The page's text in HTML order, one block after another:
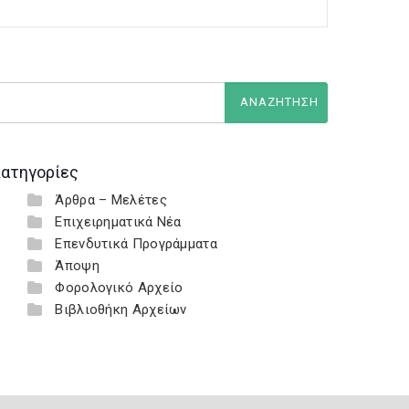
Άρθρα – Μελέτες
Επιχειρηματικά Νέα
Επενδυτικά Προγράμματα
Άποψη
Φορολογικό Αρχείο
Βιβλιοθήκη Αρχείων